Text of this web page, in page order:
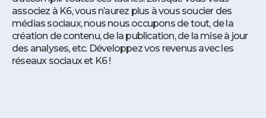
associez à K6, vous n’aurez plus à vous soucier des
médias sociaux, nous nous occupons de tout, de la
création de contenu, de la publication, de la mise à jour
des analyses, etc. Développez vos revenus avec les
réseaux sociaux et K6 !